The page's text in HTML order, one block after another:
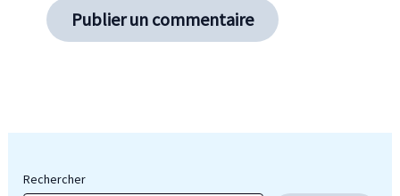
Rechercher